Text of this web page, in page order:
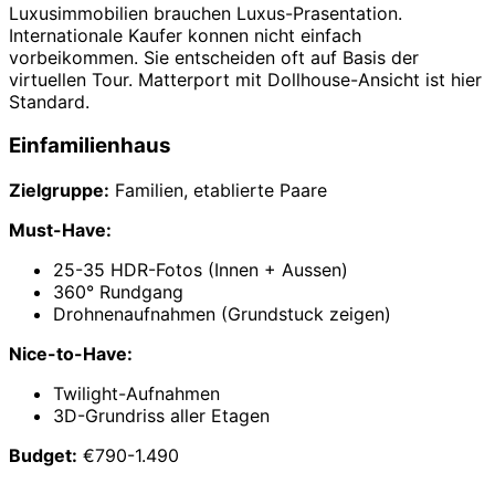
Luxusimmobilien brauchen Luxus-Prasentation.
Internationale Kaufer konnen nicht einfach
vorbeikommen. Sie entscheiden oft auf Basis der
virtuellen Tour. Matterport mit Dollhouse-Ansicht ist hier
Standard.
Einfamilienhaus
Zielgruppe: Familien, etablierte Paare
Must-Have:
25-35 HDR-Fotos (Innen + Aussen)
360° Rundgang
Drohnenaufnahmen (Grundstuck zeigen)
Nice-to-Have:
Twilight-Aufnahmen
3D-Grundriss aller Etagen
Budget: €790-1.490